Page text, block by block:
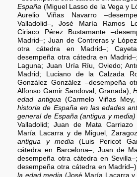
España (Miguel Lasso de la Vega y
Aurelio Viñas Navarro
Valladolid–, José María Ramos
Ciriaco Pérez Bustamante
Madrid–; Juan de Contreras y
otra cátedra en Madrid–;
desempeña otra cátedra en
Laguna; Juan Uría Ríu, Oviedo;
Madrid; Luciano de la Calzada
González González –desempeña
Alfonso Gamir Sandoval, Granada),
edad antigua (Carmelo Viñas
historia de España en las edades
general de España (antigua y media)
Valladolid; Juan de Mata Carriazo
María Lacarra y de Miguel,
antigua y media (Luis Pericot
cátedra en Barcelona–; Juan de
desempeña otra cátedra en
desempeña otra cátedra en
la edad media (José María Lacarra